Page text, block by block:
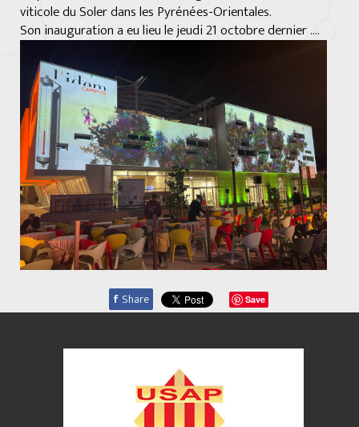
viticole du Soler dans les Pyrénées-Orientales.
Son inauguration a eu lieu le jeudi 21 octobre dernier ....
f Share Save